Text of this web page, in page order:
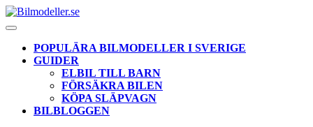
Skip
to
Open
ButtonPOPULÄRA BILMODELLER I SVERIGE
GUIDER
ELBIL TILL BARN
FÖRSÄKRA BILEN
KÖPA SLÄPVAGN
BILBLOGGEN